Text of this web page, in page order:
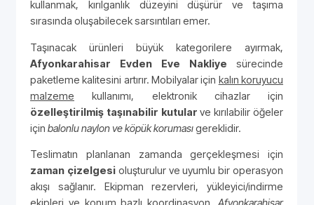
kullanmak, kırılganlık düzeyini düşürür ve taşıma
sırasında oluşabilecek sarsıntıları emer.
Taşınacak ürünleri büyük kategorilere ayırmak,
Afyonkarahisar Evden Eve Nakliye sürecinde
paketleme kalitesini artırır. Mobilyalar için kalın koruyucu
malzeme kullanımı, elektronik cihazlar için
özelleştirilmiş taşınabilir kutular ve kırılabilir öğeler
için balonlu naylon ve köpük korumasıgereklidir.
Teslimatın planlanan zamanda gerçekleşmesi için
zaman çizelgesioluşturulur ve uyumlu bir operasyon
akışı sağlanır. Ekipman rezervleri, yükleyici/indirme